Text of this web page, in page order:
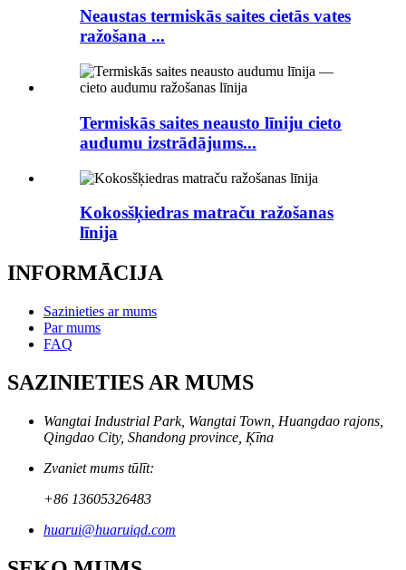
Neaustas termiskās saites cietās vates
ražošana ...
Termiskās saites neausto līniju cieto
audumu izstrādājums...
Kokosšķiedras matraču ražošanas
līnija
INFORMĀCIJA
Sazinieties ar mums
Par mums
FAQ
SAZINIETIES AR MUMS
Wangtai Industrial Park, Wangtai Town, Huangdao rajons,
Qingdao City, Shandong province, Ķīna
Zvaniet mums tūlīt:
+86 13605326483
huarui@huaruiqd.com